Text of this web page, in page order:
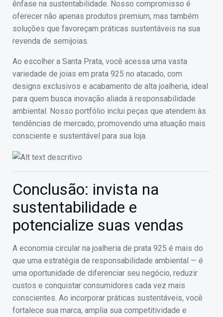
ênfase na sustentabilidade. Nosso compromisso é
oferecer não apenas produtos premium, mas também
soluções que favoreçam práticas sustentáveis na sua
revenda de semijoias.
Ao escolher a Santa Prata, você acessa uma vasta
variedade de joias em prata 925 no atacado, com
designs exclusivos e acabamento de alta joalheria, ideal
para quem busca inovação aliada à responsabilidade
ambiental. Nosso portfólio inclui peças que atendem às
tendências de mercado, promovendo uma atuação mais
consciente e sustentável para sua loja.
Conclusão: invista na
sustentabilidade e
potencialize suas vendas
A economia circular na joalheria de prata 925 é mais do
que uma estratégia de responsabilidade ambiental — é
uma oportunidade de diferenciar seu negócio, reduzir
custos e conquistar consumidores cada vez mais
conscientes. Ao incorporar práticas sustentáveis, você
fortalece sua marca, amplia sua competitividade e